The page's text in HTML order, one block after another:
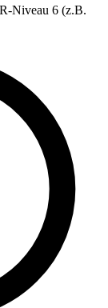
Niveau 6 (z.B.